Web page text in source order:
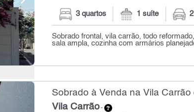
3 quartos 1 suíte
Sobrado frontal, vila carrão, todo
sala ampla, cozinha com armários
Sobrado à Venda na Vila Carrão
Vila Carrão-